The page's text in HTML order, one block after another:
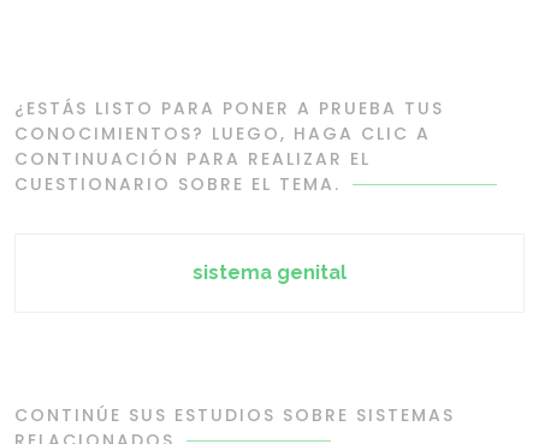
¿ESTÁS LISTO PARA PONER A PRUEBA TUS
CONOCIMIENTOS? LUEGO, HAGA CLIC A
CONTINUACIÓN PARA REALIZAR EL
CUESTIONARIO SOBRE EL TEMA.
sistema genital
CONTINÚE SUS ESTUDIOS SOBRE SISTEMAS